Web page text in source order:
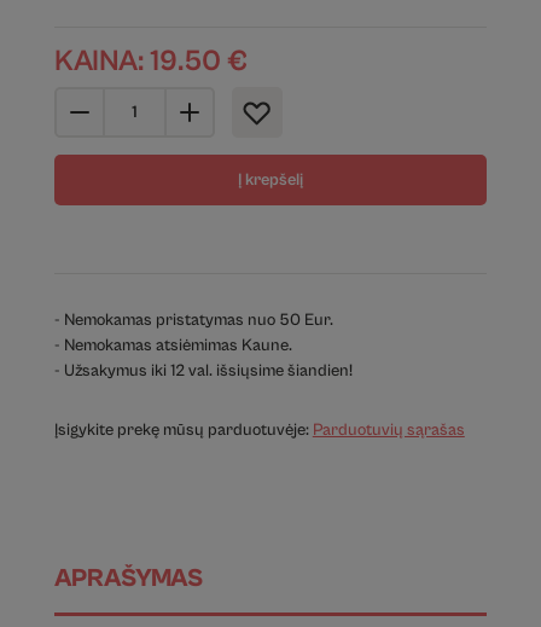
KAINA: 19.50 €
Į krepšelį
- Nemokamas pristatymas nuo 50 Eur.
- Nemokamas atsiėmimas Kaune.
- Užsakymus iki 12 val. išsiųsime šiandien!
Įsigykite prekę mūsų parduotuvėje: Parduotuvių sąrašas
APRAŠYMAS